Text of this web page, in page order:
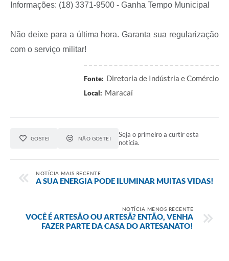
Informações: (18) 3371-9500 - Ganha Tempo Municipal
Não deixe para a última hora. Garanta sua regularização
com o serviço militar!
Fonte: Diretoria de Indústria e Comércio
Local: Maracaí
GOSTEI NÃO GOSTEI
Seja o primeiro a curtir esta
notícia.
NOTÍCIA MAIS RECENTE
A SUA ENERGIA PODE ILUMINAR MUITAS VIDAS!
NOTÍCIA MENOS RECENTE
VOCÊ É ARTESÃO OU ARTESÃ? ENTÃO, VENHA
FAZER PARTE DA CASA DO ARTESANATO!